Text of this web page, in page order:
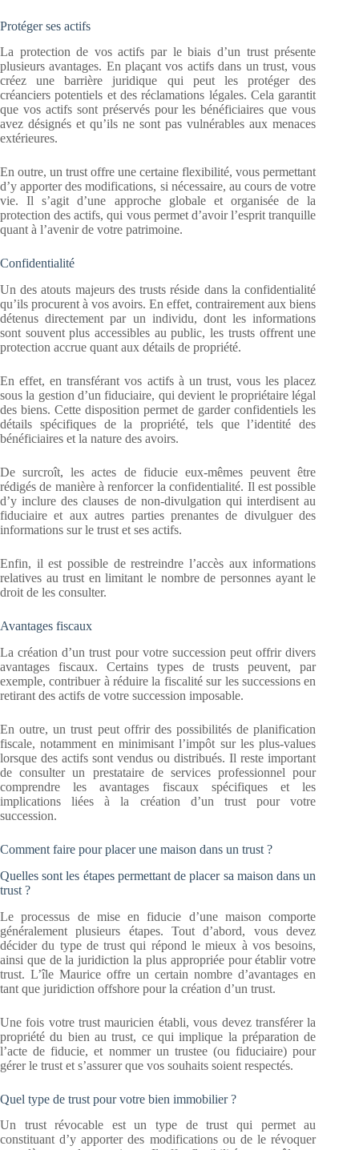
Protéger ses actifs
La protection de vos actifs par le biais d’un trust présente
plusieurs avantages. En plaçant vos actifs dans un trust, vous
créez une barrière juridique qui peut les protéger des
créanciers potentiels et des réclamations légales. Cela garantit
que vos actifs sont préservés pour les bénéficiaires que vous
avez désignés et qu’ils ne sont pas vulnérables aux menaces
extérieures.
En outre, un trust offre une certaine flexibilité, vous permettant
d’y apporter des modifications, si nécessaire, au cours de votre
vie. Il s’agit d’une approche globale et organisée de la
protection des actifs, qui vous permet d’avoir l’esprit tranquille
quant à l’avenir de votre patrimoine.
Confidentialité
Un des atouts majeurs des trusts réside dans la confidentialité
qu’ils procurent à vos avoirs. En effet, contrairement aux biens
détenus directement par un individu, dont les informations
sont souvent plus accessibles au public, les trusts offrent une
protection accrue quant aux détails de propriété.
En effet, en transférant vos actifs à un trust, vous les placez
sous la gestion d’un fiduciaire, qui devient le propriétaire légal
des biens. Cette disposition permet de garder confidentiels les
détails spécifiques de la propriété, tels que l’identité des
bénéficiaires et la nature des avoirs.
De surcroît, les actes de fiducie eux-mêmes peuvent être
rédigés de manière à renforcer la confidentialité. Il est possible
d’y inclure des clauses de non-divulgation qui interdisent au
fiduciaire et aux autres parties prenantes de divulguer des
informations sur le trust et ses actifs.
Enfin, il est possible de restreindre l’accès aux informations
relatives au trust en limitant le nombre de personnes ayant le
droit de les consulter.
Avantages fiscaux
La création d’un trust pour votre succession peut offrir divers
avantages fiscaux. Certains types de trusts peuvent, par
exemple, contribuer à réduire la fiscalité sur les successions en
retirant des actifs de votre succession imposable.
En outre, un trust peut offrir des possibilités de planification
fiscale, notamment en minimisant l’impôt sur les plus-values
lorsque des actifs sont vendus ou distribués. Il reste important
de consulter un prestataire de services professionnel pour
comprendre les avantages fiscaux spécifiques et les
implications liées à la création d’un trust pour votre
succession.
Comment faire pour placer une maison dans un trust ?
Quelles sont les étapes permettant de placer sa maison dans un
trust ?
Le processus de mise en fiducie d’une maison comporte
généralement plusieurs étapes. Tout d’abord, vous devez
décider du type de trust qui répond le mieux à vos besoins,
ainsi que de la juridiction la plus appropriée pour établir votre
trust. L’île Maurice offre un certain nombre d’avantages en
tant que juridiction offshore pour la création d’un trust.
Une fois votre trust mauricien établi, vous devez transférer la
propriété du bien au trust, ce qui implique la préparation de
l’acte de fiducie, et nommer un trustee (ou fiduciaire) pour
gérer le trust et s’assurer que vos souhaits soient respectés.
Quel type de trust pour votre bien immobilier ?
Un trust révocable est un type de trust qui permet au
constituant d’y apporter des modifications ou de le révoquer